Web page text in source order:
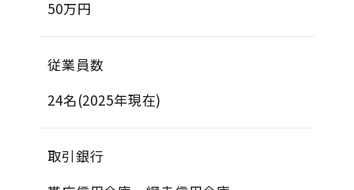
50万円
従業員数
24名(2025年現在)
取引銀行